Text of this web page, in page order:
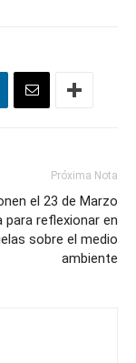
Próxima Nota
el 23 de Marzo
para reflexionar en
sobre el medio
ambiente